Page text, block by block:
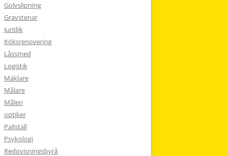
Golvslipning
Gravstenar
Juridik
Köksrenovering
Låssmed
Logistik
Mäklare
Målare
Måleri
optiker
Pallställ
Psykologi
Redovisningsbyrå